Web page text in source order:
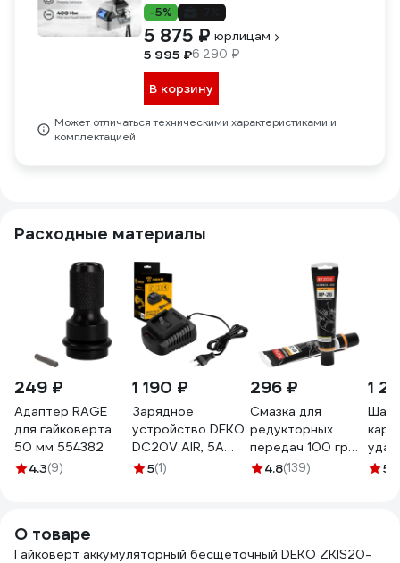
-5%
5 875 ₽ юрлицам
5 995 ₽6 290 ₽
В корзину
Может отличаться техническими характеристиками и
комплектацией
Расходные материалы
249 ₽
Адаптер RAGE
для гайковерта
50 мм 554382
4.3(9)
1 190 ₽
Зарядное
устройство DEKO
DC20V AIR, 5А
084-1000
5(1)
296 ₽
Смазка для
редукторных
передач 100 гр
REZOIL
4.8(139)
1
5
О товаре
Гайковерт аккумуляторный бесщеточный DEKO ZKIS20-